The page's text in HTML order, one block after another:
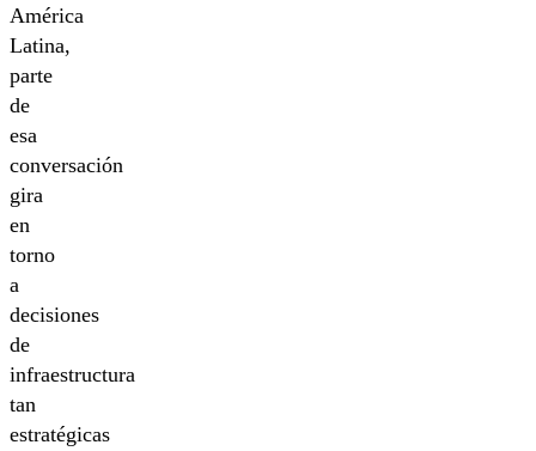
América
Latina,
parte
de
esa
conversación
gira
en
torno
a
decisiones
de
infraestructura
tan
estratégicas